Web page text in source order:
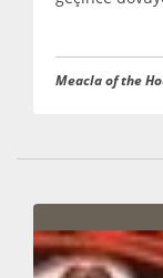
Meacla of the